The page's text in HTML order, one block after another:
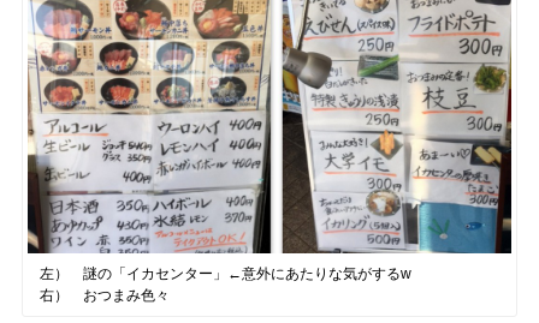
左） 謎の「イカセンター」←意外にあたりな気がするw
右） おつまみ色々